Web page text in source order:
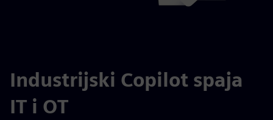
Industrijski Copilot spaja
IT i OT